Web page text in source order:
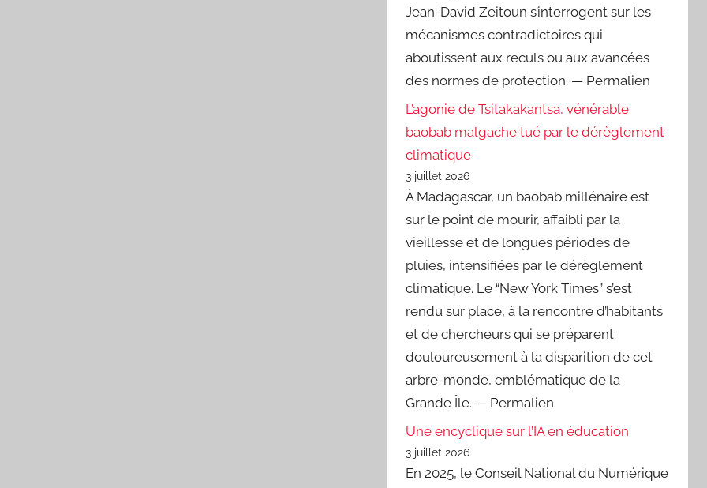
Jean-David Zeitoun s’interrogent sur les
mécanismes contradictoires qui
aboutissent aux reculs ou aux avancées
des normes de protection. — Permalien
L’agonie de Tsitakakantsa, vénérable
baobab malgache tué par le dérèglement
climatique
3 juillet 2026
À Madagascar, un baobab millénaire est
sur le point de mourir, affaibli par la
vieillesse et de longues périodes de
pluies, intensifiées par le dérèglement
climatique. Le “New York Times” s’est
rendu sur place, à la rencontre d’habitants
et de chercheurs qui se préparent
douloureusement à la disparition de cet
arbre-monde, emblématique de la
Grande Île. — Permalien
Une encyclique sur l’IA en éducation
3 juillet 2026
En 2025, le Conseil National du Numérique